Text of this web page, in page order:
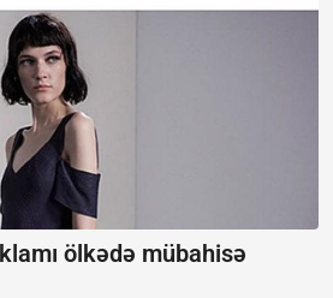
ölkədə mübahisə